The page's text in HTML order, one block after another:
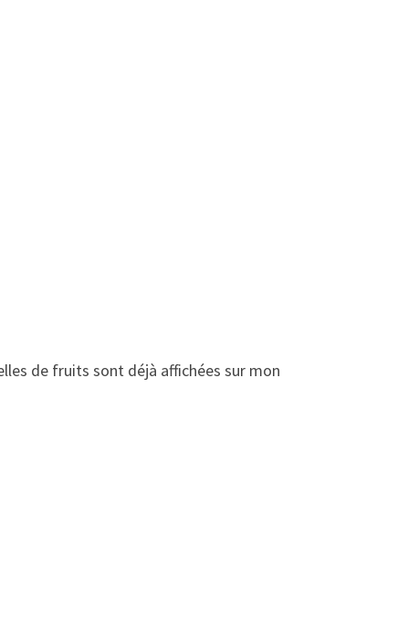
de fruits sont déjà affichées sur mon